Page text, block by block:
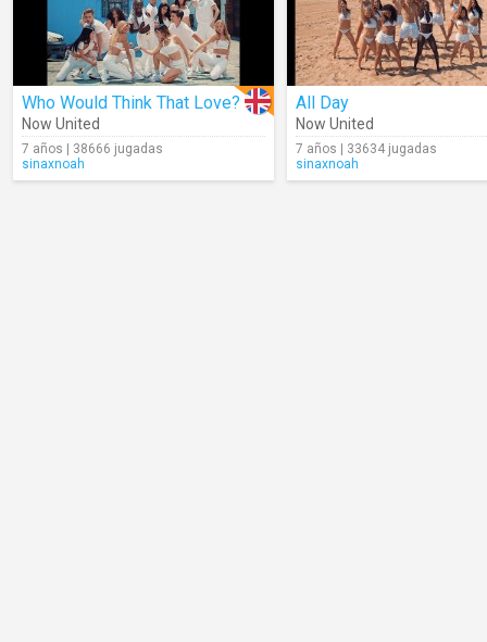
Who Would Think That Love?
Now United
7 años | 38666 jugadas
sinaxnoah
All Day
Now United
7 años | 33634 jugadas
sinaxnoah